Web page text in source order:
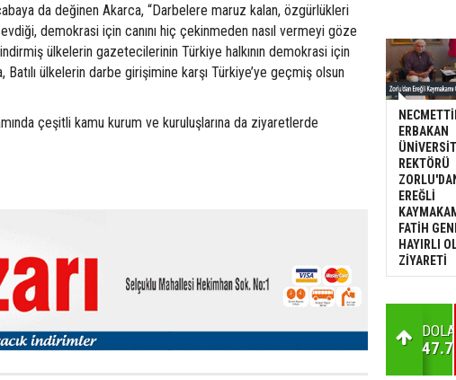
da değinen Akarca, “Darbelere maruz kalan, özgürlükleri
demokrasi için canını hiç çekinmeden nasıl vermeyi göze
ülkelerin gazetecilerinin Türkiye halkının demokrasi için
Batılı ülkelerin darbe girişimine karşı Türkiye’ye geçmiş olsun
çeşitli kamu kurum ve kuruluşlarına da ziyaretlerde
ERBAKAN
REKTÖRÜ
EREĞLİ
FATİH
HAYIRLI
ZİYARETİ
DOLAR
47.7